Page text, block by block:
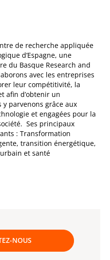
de recherche appliquée
d’Espagne, une
du Basque Research and
avec les entreprises
leur compétitivité, la
afin d’obtenir un
parvenons grâce aux
et engagées pour la
Ses principaux
: Transformation
transition énergétique,
et santé
NOUS